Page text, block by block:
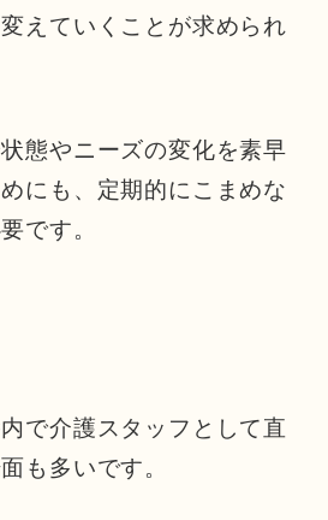
えていくことが求められ
態やニーズの変化を素早
にも、定期的にこまめな
です。
で介護スタッフとして直
も多いです。